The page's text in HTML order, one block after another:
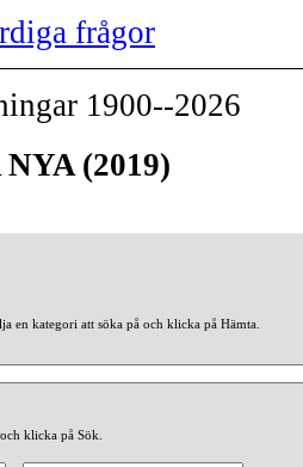
frågor
1900--2026
(2019)
en kategori att söka på och klicka på Hämta.
klicka på Sök.